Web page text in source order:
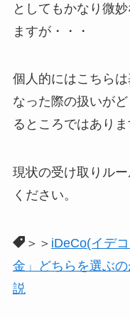
としてもかなり微
ますが・・・
個人的にはこちら
なった際の扱いが
るところではありま
現状の受け取りル
ください。
＞＞ iDeCo(イデ
金」どちらを選ぶ
説